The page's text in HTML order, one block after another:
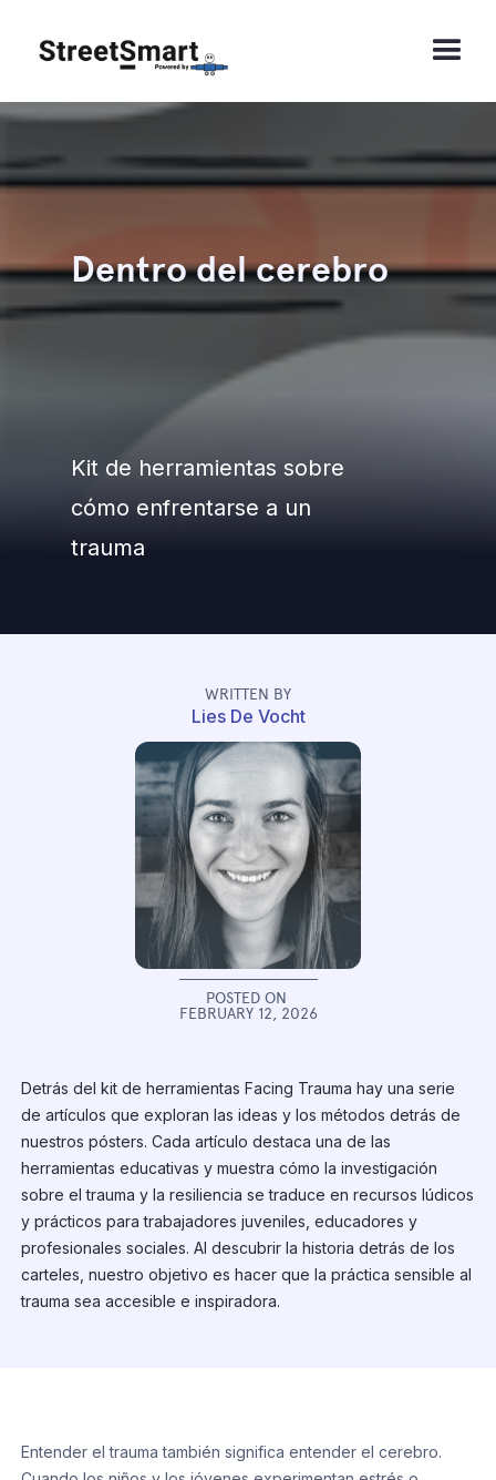
Dentro del cerebro
Kit de herramientas sobre
cómo enfrentarse a un
trauma
WRITTEN BY
Lies De Vocht
POSTED ON
FEBRUARY 12, 2026
Detrás del kit de herramientas Facing Trauma hay una serie
de artículos que exploran las ideas y los métodos detrás de
nuestros pósters. Cada artículo destaca una de las
herramientas educativas y muestra cómo la investigación
sobre el trauma y la resiliencia se traduce en recursos lúdicos
y prácticos para trabajadores juveniles, educadores y
profesionales sociales. Al descubrir la historia detrás de los
carteles, nuestro objetivo es hacer que la práctica sensible al
trauma sea accesible e inspiradora.
Entender el trauma también significa entender el cerebro.